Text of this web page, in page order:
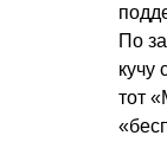
По
кучу
тот